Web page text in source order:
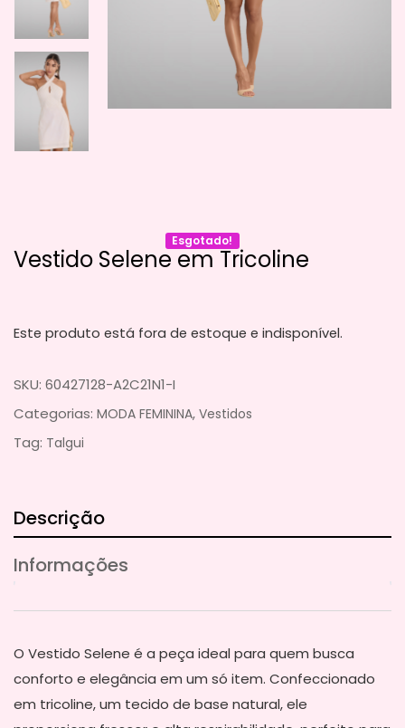
Esgotado!
Vestido Selene em Tricoline
Este produto está fora de estoque e indisponível.
SKU: 60427128-A2C21N1-I
Categorias: MODA FEMININA, Vestidos
Tag: Talgui
Descrição
Informações
O Vestido Selene é a peça ideal para quem busca
conforto e elegância em um só item. Confeccionado
em tricoline, um tecido de base natural, ele